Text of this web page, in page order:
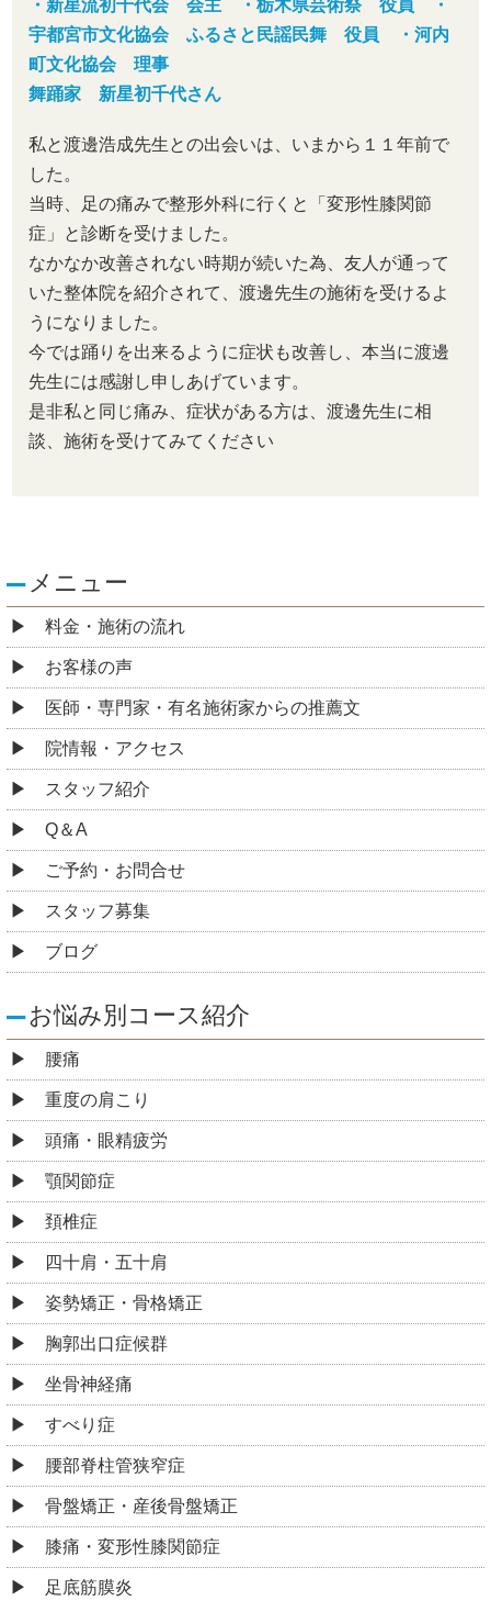
・新星流初千代会 会主 ・栃木県芸術祭 役員 ・
宇都宮市文化協会 ふるさと民謡民舞 役員 ・河内
町文化協会 理事
舞踊家 新星初千代さん
私と渡邊浩成先生との出会いは、いまから１１年前で
した。
当時、足の痛みで整形外科に行くと「変形性膝関節
症」と診断を受けました。
なかなか改善されない時期が続いた為、友人が通って
いた整体院を紹介されて、渡邊先生の施術を受けるよ
うになりました。
今では踊りを出来るように症状も改善し、本当に渡邊
先生には感謝し申しあげています。
是非私と同じ痛み、症状がある方は、渡邊先生に相
談、施術を受けてみてください
メニュー
料金・施術の流れ
お客様の声
医師・専門家・有名施術家からの推薦文
院情報・アクセス
スタッフ紹介
Q＆A
ご予約・お問合せ
スタッフ募集
ブログ
お悩み別コース紹介
腰痛
重度の肩こり
頭痛・眼精疲労
顎関節症
頚椎症
四十肩・五十肩
姿勢矯正・骨格矯正
胸郭出口症候群
坐骨神経痛
すべり症
腰部脊柱管狭窄症
骨盤矯正・産後骨盤矯正
膝痛・変形性膝関節症
足底筋膜炎